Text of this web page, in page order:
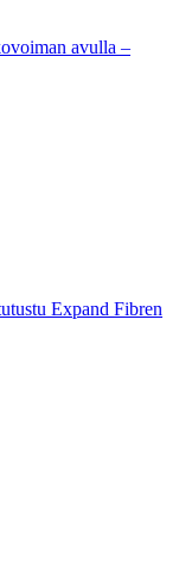
avulla –
Expand Fibren